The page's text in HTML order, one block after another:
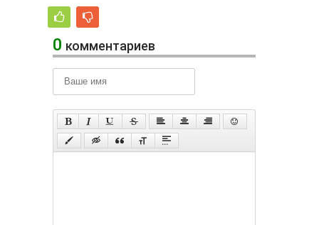
0 комментариев